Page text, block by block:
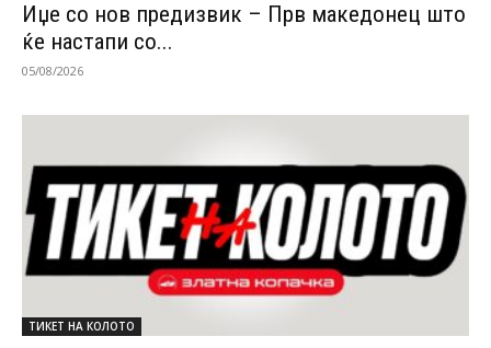
Иџе со нов предизвик – Прв македонец што
ќе настапи со...
05/08/2026
ТИКЕТ НА КОЛОТО